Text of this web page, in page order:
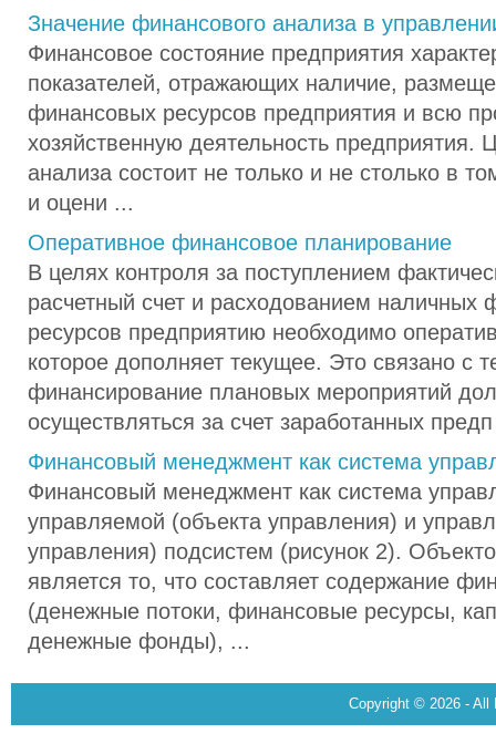
Значение финансового анализа в
Финансовое состояние предприятия
показателей, отражающих наличие,
финансовых ресурсов предприятия и всю
хозяйственную деятельность предприятия.
анализа состоит не только и не столько в
и оцени ...
Оперативное финансовое планирование
В целях контроля за поступлением
расчетный счет и расходованием наличных
ресурсов предприятию необходимо
которое дополняет текущее. Это связано с
финансирование плановых мероприятий
осуществляться за счет заработанных
Финансовый менеджмент как система
Финансовый менеджмент как система
управляемой (объекта управления) и
управления) подсистем (рисунок 2).
является то, что составляет содержание
(денежные потоки, финансовые ресурсы,
денежные фонды), ...
Copyright © 2026 - All